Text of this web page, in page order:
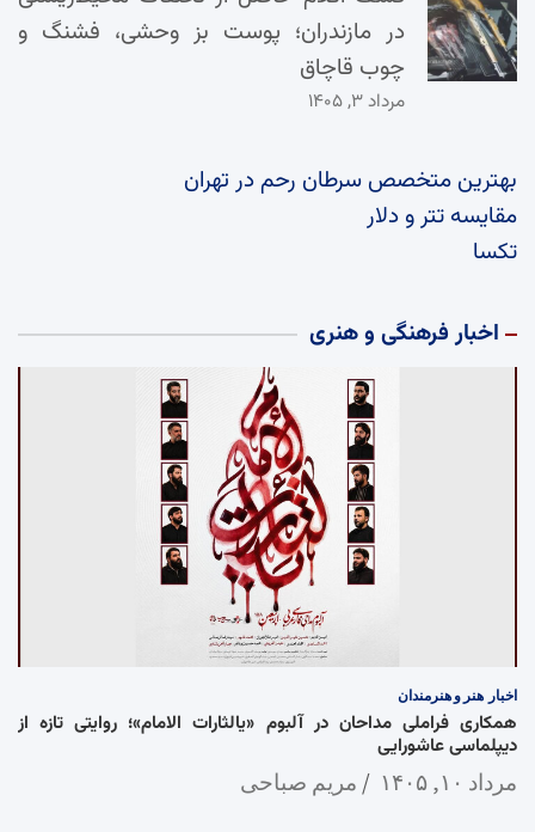
در مازندران؛ پوست بز وحشی، فشنگ و
چوب قاچاق
مرداد ۳, ۱۴۰۵
بهترین متخصص سرطان رحم در تهران
مقایسه تتر و دلار
تکسا
اخبار فرهنگی و هنری
اخبار هنر و هنرمندان
همکاری فراملی مداحان در آلبوم «یالثارات الامام»؛ روایتی تازه از
دیپلماسی عاشورایی
مرداد ۱۰, ۱۴۰۵ مریم صباحی